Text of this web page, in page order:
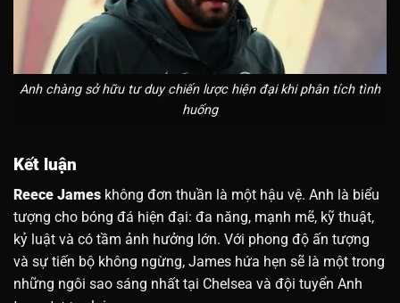
Anh chàng sở hữu tư duy chiến lược hiện đại khi phân tích tình
huống
Kết luận
Reece James không đơn thuần là một hậu vệ. Anh là biểu
tượng cho bóng đá hiện đại: đa năng, mạnh mẽ, kỹ thuật,
kỷ luật và có tầm ảnh hưởng lớn. Với phong độ ấn tượng
và sự tiến bộ không ngừng, James hứa hẹn sẽ là một trong
những ngôi sao sáng nhất tại Chelsea và đội tuyển Anh